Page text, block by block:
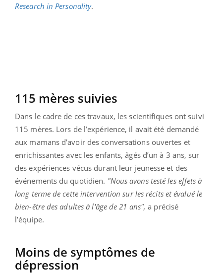
Research in Personality.
115 mères suivies
Dans le cadre de ces travaux, les scientifiques ont suivi
115 mères. Lors de l’expérience, il avait été demandé
aux mamans d’avoir des conversations ouvertes et
enrichissantes avec les enfants, âgés d’un à 3 ans, sur
des expériences vécus durant leur jeunesse et des
événements du quotidien. "Nous avons testé les effets à
long terme de cette intervention sur les récits et évalué le
bien-être des adultes à l'âge de 21 ans", a précisé
l’équipe.
Moins de symptômes de
dépression